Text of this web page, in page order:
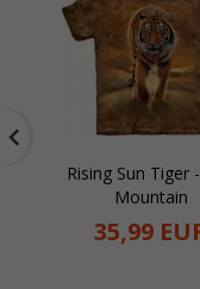
Rising Sun Tiger
Mountain
35,99